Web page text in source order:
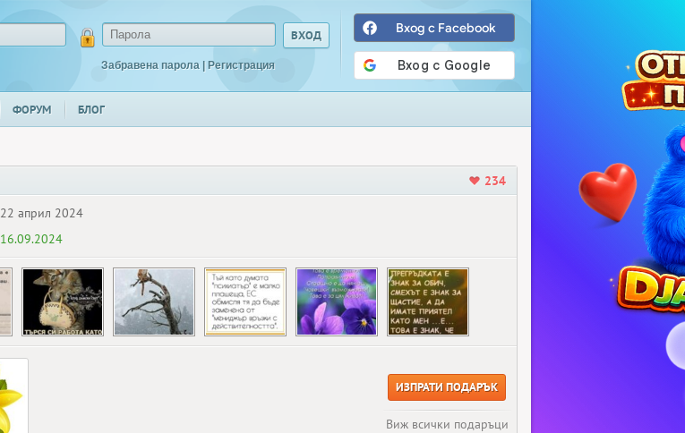
Забравена парола | Регистрация
Вход с Facebook
ФОРУМ БЛОГ
234
22 април 2024
16.09.2024
ИЗПРАТИ ПОДАРЪК
Виж всички подаръци